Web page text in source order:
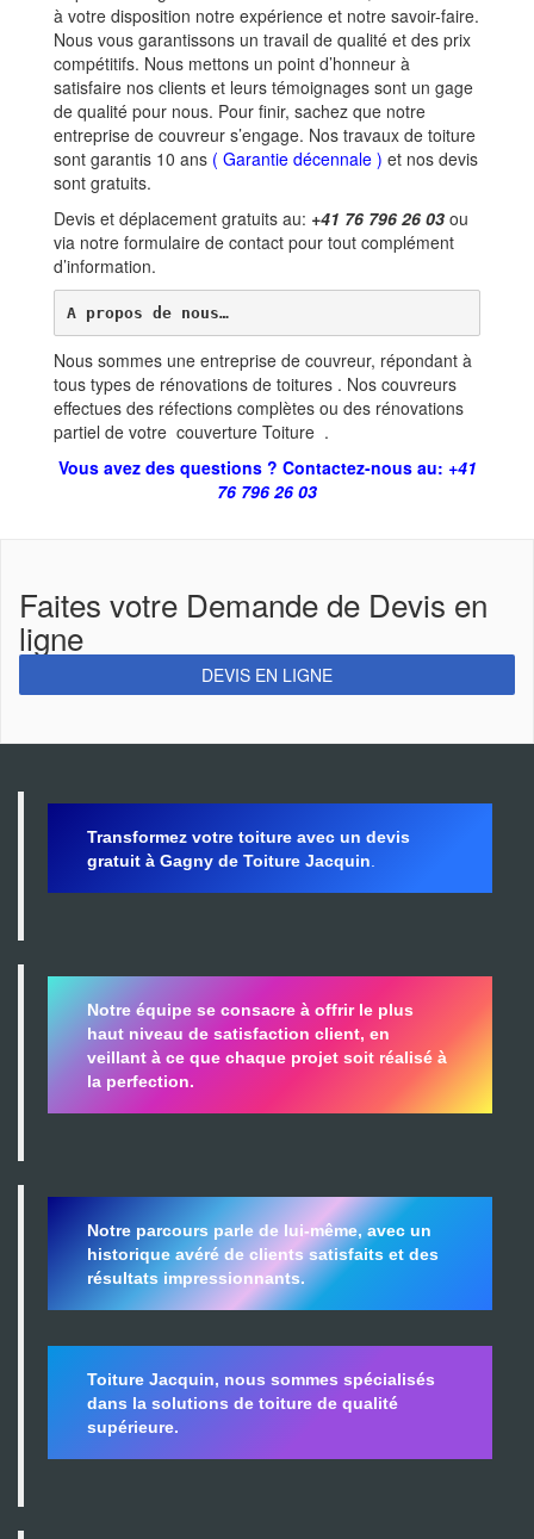
à votre disposition notre expérience et notre savoir-faire.
Nous vous garantissons un travail de qualité et des prix
compétitifs. Nous mettons un point d’honneur à
satisfaire nos clients et leurs témoignages sont un gage
de qualité pour nous. Pour finir, sachez que notre
entreprise de couvreur s’engage. Nos travaux de toiture
sont garantis 10 ans ( Garantie décennale ) et nos devis
sont gratuits.
Devis et déplacement gratuits au: +41 76 796 26 03 ou
via notre formulaire de contact pour tout complément
d’information.
A propos de nous…
Nous sommes une entreprise de couvreur, répondant à
tous types de rénovations de toitures . Nos couvreurs
effectues des réfections complètes ou des rénovations
partiel de votre couverture Toiture .
Vous avez des questions ? Contactez-nous au: +41
76 796 26 03
Faites votre Demande de Devis en
ligne
DEVIS EN LIGNE
Transformez votre toiture avec un devis
gratuit à Gagny de Toiture Jacquin
Notre équipe se consacre à offrir le plus
haut niveau de satisfaction client, en
veillant à ce que chaque projet soit réalisé à
la perfection.
Notre parcours parle de lui-même, avec un
historique avéré de clients satisfaits et des
résultats impressionnants.
Toiture Jacquin, nous sommes spécialisés
dans la solutions de toiture de qualité
supérieure.